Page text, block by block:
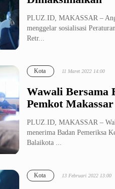
PLUZ.ID, MAKASSAR –
menggelar sosialisasi
Retr...
Wawali Bersama
Pemkot Makassar
Kota 11 Maret 2022 14:00
PLUZ.ID, MAKASSAR –
menerima Badan Pemeriksa
Balaikota ...
Kota 13 Februari 2022 13:00